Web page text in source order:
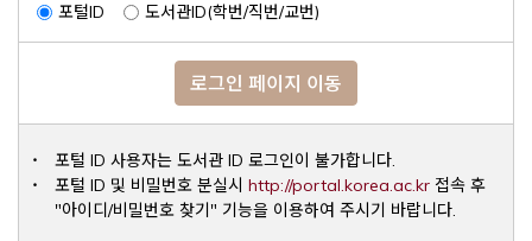
포털ID 도서관ID(학번/직번/교번)
로그인 페이지 이동
포털 ID 사용자는 도서관 ID 로그인이 불가합니다.
포털 ID 및 비밀번호 분실시 http://portal.korea.ac.krOpens a
접속 후
"아이디/비밀번호 찾기" 기능을 이용하여 주시기 바랍니다.